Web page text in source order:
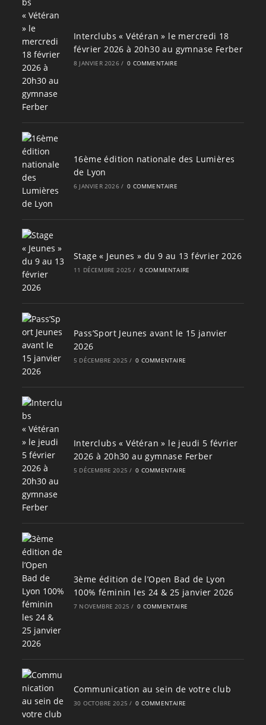
Interclubs « Vétéran » le mercredi 18
février 2026 à 20h30 au gymnase Ferber
8 JANVIER 2026 / 0 COMMENTAIRE
16ème édition nationale des Lumières
de Lyon
6 JANVIER 2026 / 0 COMMENTAIRE
Stage « Jeunes » du 9 au 13 février 2026
11 DÉCEMBRE 2025 / 0 COMMENTAIRE
Pass’Sport Jeunes avant le 15 janvier
2026
5 DÉCEMBRE 2025 / 0 COMMENTAIRE
Interclubs « Vétéran » le jeudi 5 février
2026 à 20h30 au gymnase Ferber
5 DÉCEMBRE 2025 / 0 COMMENTAIRE
3ème édition de l’Open Bad de Lyon
100% féminin les 24 & 25 janvier 2026
7 NOVEMBRE 2025 / 0 COMMENTAIRE
Communication au sein de votre club
30 OCTOBRE 2025 / 0 COMMENTAIRE